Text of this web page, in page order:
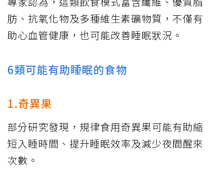
肪、抗氧化物及多種維生素礦物質，不僅有
助心血管健康，也可能改善睡眠狀況。
6類可能有助睡眠的食物
1.奇異果
部分研究發現，規律食用奇異果可能有助縮
短入睡時間、提升睡眠效率及減少夜間醒來
次數。